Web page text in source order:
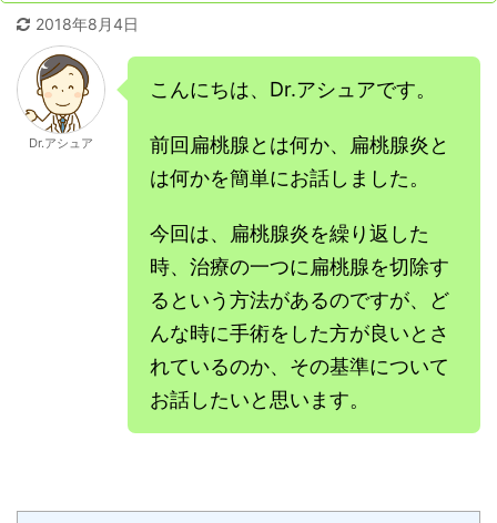
2018年8月4日
Dr.アシュア
こんにちは、Dr.アシュアです。
前回扁桃腺とは何か、扁桃腺炎と
は何かを簡単にお話しました。
今回は、扁桃腺炎を繰り返した
時、治療の一つに扁桃腺を切除す
るという方法があるのですが、ど
んな時に手術をした方が良いとさ
れているのか、その基準について
お話したいと思います。